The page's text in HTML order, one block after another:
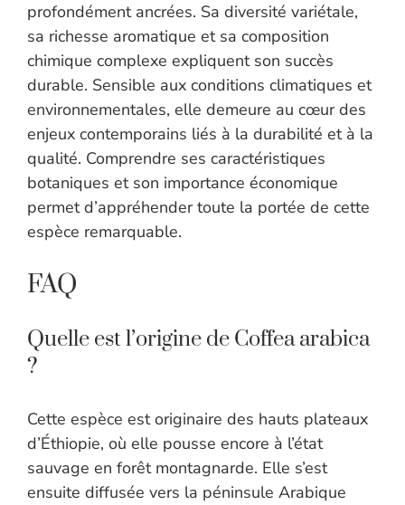
profondément ancrées. Sa diversité variétale,
sa richesse aromatique et sa composition
chimique complexe expliquent son succès
durable. Sensible aux conditions climatiques et
environnementales, elle demeure au cœur des
enjeux contemporains liés à la durabilité et à la
qualité. Comprendre ses caractéristiques
botaniques et son importance économique
permet d’appréhender toute la portée de cette
espèce remarquable.
FAQ
Quelle est l’origine de Coffea arabica
?
Cette espèce est originaire des hauts plateaux
d’Éthiopie, où elle pousse encore à l’état
sauvage en forêt montagnarde. Elle s’est
ensuite diffusée vers la péninsule Arabique